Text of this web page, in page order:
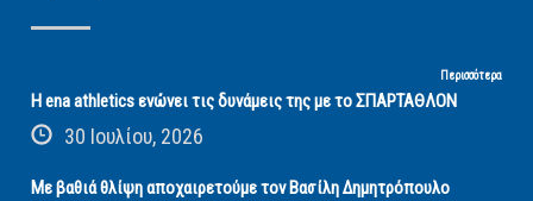
Περισσότερα
Η ena athletics ενώνει τις δυνάμεις της με το ΣΠΑΡΤΑΘΛΟΝ
30 Ιουλίου, 2026
Με βαθιά θλίψη αποχαιρετούμε τον Βασίλη Δημητρόπουλο